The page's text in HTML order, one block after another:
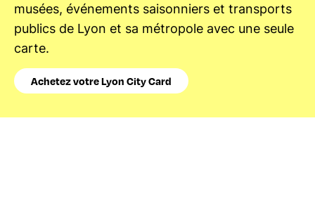
musées, événements saisonniers et transports
publics de Lyon et sa métropole avec une seule
carte.
Achetez votre Lyon City Card